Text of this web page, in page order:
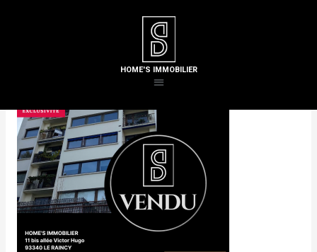
HOME'S IMMOBILIER
/ Par